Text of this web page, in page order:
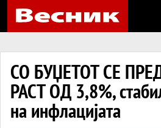
СО БУЏЕТОТ СЕ
РАСТ ОД 3,8%,
на инфлацијата